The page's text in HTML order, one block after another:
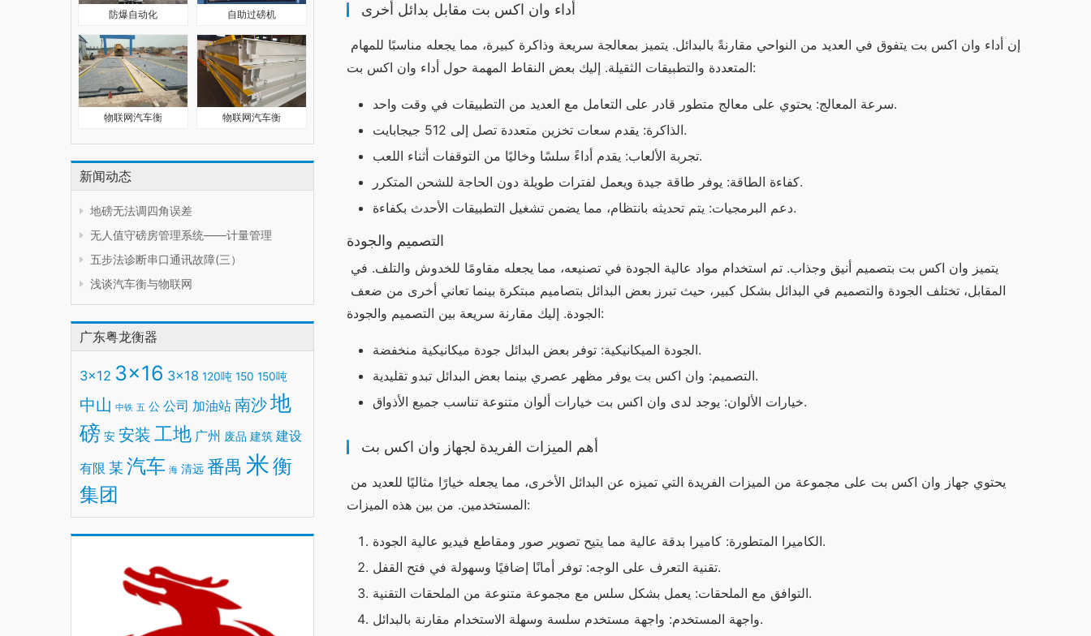
防爆自动化 自助过磅机
物联网汽车衡 物联网汽车衡
新闻动态
地磅无法调四角误差
无人值守磅房管理系统——计量管理
五步法诊断串口通讯故障(三）
浅谈汽车衡与物联网
广东粤龙衡器
3x12 3x16 3x18 120吨 150 150吨
中山 中铁 五 公 公司 加油站 南沙地
磅 安 安装 工地 广州 废品 建筑 建设
有限 某 汽车 海 清远 番禺 米衡
集团
أداء وان اكس بت مقابل بدائل أخرى
المتعددة والتطبيقات الثقيلة. إليك بعض النقاط المهمة حول أداء وان اكس بت:
سرعة المعالج: يحتوي على معالج متطور قادر على التعامل مع العديد من التطبيقات في وقت واحد.
الذاكرة: يقدم سعات تخزين متعددة تصل إلى 512 جيجابايت.
تجربة الألعاب: يقدم أداءً سلسًا وخاليًا من التوقفات أثناء اللعب.
كفاءة الطاقة: يوفر طاقة جيدة ويعمل لفترات طويلة دون الحاجة للشحن المتكرر.
دعم البرمجيات: يتم تحديثه بانتظام، مما يضمن تشغيل التطبيقات الأحدث بكفاءة.
التصميم والجودة
الجودة. إليك مقارنة سريعة بين التصميم والجودة:
الجودة الميكانيكية: توفر بعض البدائل جودة ميكانيكية منخفضة.
التصميم: وان اكس بت يوفر مظهر عصري بينما بعض البدائل تبدو تقليدية.
خيارات الألوان: يوجد لدى وان اكس بت خيارات ألوان متنوعة تناسب جميع الأذواق.
أهم الميزات الفريدة لجهاز وان اكس بت
المستخدمين. من بين هذه الميزات:
الكاميرا المتطورة: كاميرا بدقة عالية مما يتيح تصوير صور ومقاطع فيديو عالية الجودة.
تقنية التعرف على الوجه: توفر أمانًا إضافيًا وسهولة في فتح القفل.
التوافق مع الملحقات: يعمل بشكل سلس مع مجموعة متنوعة من الملحقات التقنية.
واجهة المستخدم: واجهة مستخدم سلسة وسهلة الاستخدام مقارنة بالبدائل.